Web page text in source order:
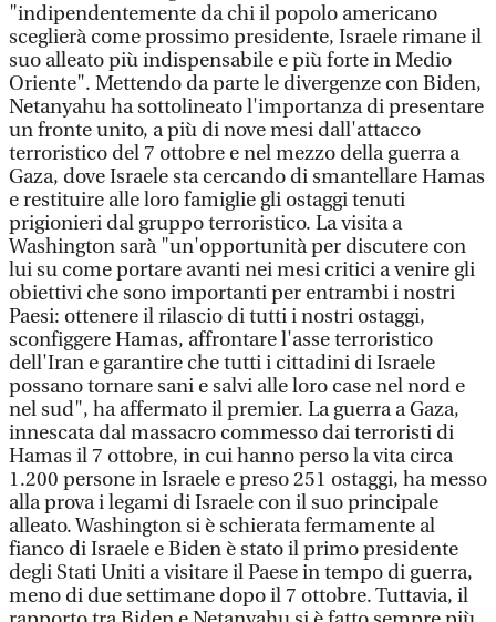
"indipendentemente da chi il popolo americano
sceglierà come prossimo presidente, Israele rimane il
suo alleato più indispensabile e più forte in Medio
Oriente". Mettendo da parte le divergenze con Biden,
Netanyahu ha sottolineato l'importanza di presentare
un fronte unito, a più di nove mesi dall'attacco
terroristico del 7 ottobre e nel mezzo della guerra a
Gaza, dove Israele sta cercando di smantellare Hamas
e restituire alle loro famiglie gli ostaggi tenuti
prigionieri dal gruppo terroristico. La visita a
Washington sarà "un'opportunità per discutere con
lui su come portare avanti nei mesi critici a venire gli
obiettivi che sono importanti per entrambi i nostri
Paesi: ottenere il rilascio di tutti i nostri ostaggi,
sconfiggere Hamas, affrontare l'asse terroristico
dell'Iran e garantire che tutti i cittadini di Israele
possano tornare sani e salvi alle loro case nel nord e
nel sud", ha affermato il premier. La guerra a Gaza,
innescata dal massacro commesso dai terroristi di
Hamas il 7 ottobre, in cui hanno perso la vita circa
1.200 persone in Israele e preso 251 ostaggi, ha messo
alla prova i legami di Israele con il suo principale
alleato. Washington si è schierata fermamente al
fianco di Israele e Biden è stato il primo presidente
degli Stati Uniti a visitare il Paese in tempo di guerra,
meno di due settimane dopo il 7 ottobre. Tuttavia, il